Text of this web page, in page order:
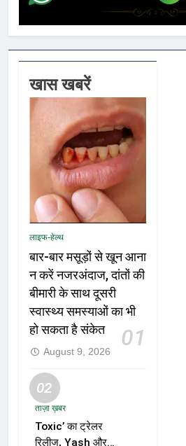
खास खबरें
लाइफ-हेल्थ
बार-बार मसूड़ों से खून आना
न करें नजरअंदाज, दांतों की
बीमारी के साथ दूसरी
स्वास्थ्य समस्याओं का भी
हो सकता है संकेत
01
August 9, 2026
02
ताज़ा ख़बर
Toxic’ का ट्रेलर
रिलीज, Yash और